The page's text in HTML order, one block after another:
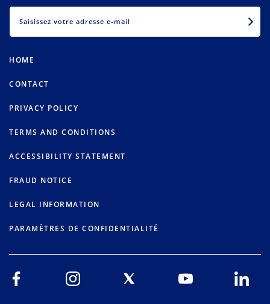
HOME
CONTACT
PRIVACY POLICY
TERMS AND CONDITIONS
ACCESSIBILITY STATEMENT
FRAUD NOTICE
LEGAL INFORMATION
PARAMÈTRES DE CONFIDENTIALITÉ